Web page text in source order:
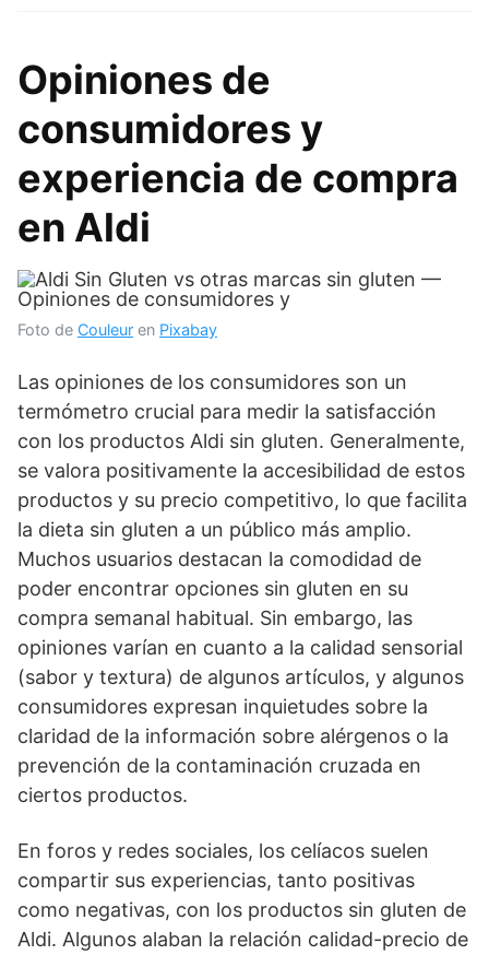
Opiniones de
consumidores y
experiencia de compra
en Aldi
Foto de Couleur en Pixabay
Las opiniones de los consumidores son un
termómetro crucial para medir la satisfacción
con los productos Aldi sin gluten. Generalmente,
se valora positivamente la accesibilidad de estos
productos y su precio competitivo, lo que facilita
la dieta sin gluten a un público más amplio.
Muchos usuarios destacan la comodidad de
poder encontrar opciones sin gluten en su
compra semanal habitual. Sin embargo, las
opiniones varían en cuanto a la calidad sensorial
(sabor y textura) de algunos artículos, y algunos
consumidores expresan inquietudes sobre la
claridad de la información sobre alérgenos o la
prevención de la contaminación cruzada en
ciertos productos.
En foros y redes sociales, los celíacos suelen
compartir sus experiencias, tanto positivas
como negativas, con los productos sin gluten de
Aldi. Algunos alaban la relación calidad-precio de